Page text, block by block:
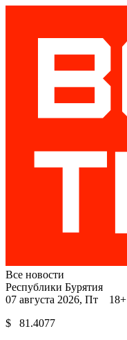
Все новости
Республики Бурятия
07 августа 2026, Пт 18+
$ 81.4077